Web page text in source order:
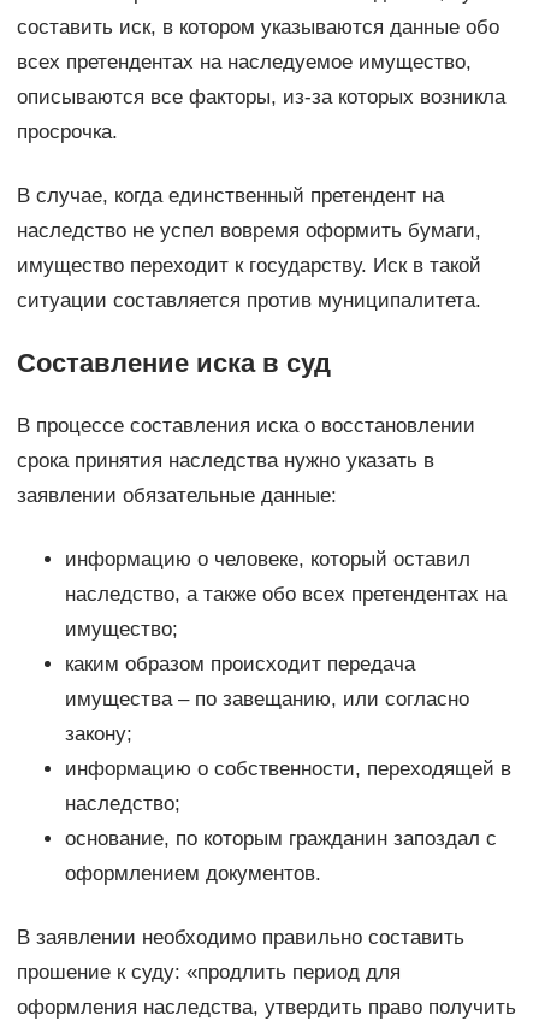
составить иск, в котором указываются данные обо
всех претендентах на наследуемое имущество,
описываются все факторы, из-за которых возникла
просрочка.
В случае, когда единственный претендент на
наследство не успел вовремя оформить бумаги,
имущество переходит к государству. Иск в такой
ситуации составляется против муниципалитета.
Составление иска в суд
В процессе составления иска о восстановлении
срока принятия наследства нужно указать в
заявлении обязательные данные:
информацию о человеке, который оставил
наследство, а также обо всех претендентах на
имущество;
каким образом происходит передача
имущества – по завещанию, или согласно
закону;
информацию о собственности, переходящей в
наследство;
основание, по которым гражданин запоздал с
оформлением документов.
В заявлении необходимо правильно составить
прошение к суду: «продлить период для
оформления наследства, утвердить право получить